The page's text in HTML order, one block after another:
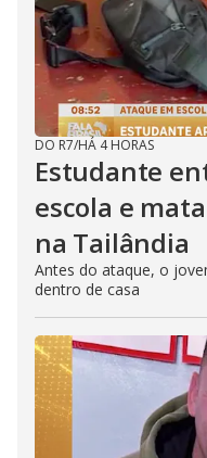
DO R7/HÁ 4 HORAS
Estudante
escola e
na Tailândia
Antes do ataque, o
dentro de casa